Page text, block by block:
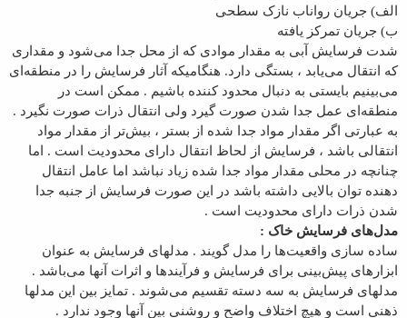
الف) جریان رواناب نازک سطحی
ب) جریان تمرکز یافته
شدت فرسایش آبی به مقدار موادی که از محل جدا می‌شود و مقداری
که انتقال می‌یابد ، بستگی دارد. هنگامیکه آثار فرسایش را در منطقه‌ای
می‌بینیم بایستی به دنبال محدود کننده باشیم . ممکن است در
منطقه‌ای عمل جدا شدن صورت گیرد ولی انتقال ذرات صورت نگیرد .
به عبارتی اگر مقدار مواد جدا شده از بستر ، بیش‌تر از مقدار مواد
انتقالی باشد ، فرسایش از لحاظ انتقال دارای محدودیت است . اما
چنانچه در محلی مقدار مواد جدا شده زیاد نباشد اما عامل انتقال
دهنده توان بالایی داشته باشد در این صورت فرسایش از جنبه جدا
شدن ذرات دارای محدودیت است .
مدل‌های فرسایش خاک :
ساده سازی واقعیت‌ها را مدل گویند . مدلهای فرسایش به عنوان
ابزارهای پیش‌بینی برای فرسایش و فرآیندها و اثرات آنها می‌باشد .
مدلهای فرسایش به سه دسته تقسیم می‌شوند . تمایز بین این مدلها
ذهنی است و هیچ اختلاف واضح و روشنی بین آنها وجود ندارد .